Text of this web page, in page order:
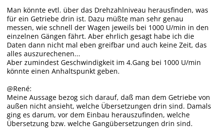
Man könnte evtl. über das Drehzahlniveau herausfinden, was
für ein Getriebe drin ist. Dazu müßte man sehr genau
messen, wie schnell der Wagen jeweils bei 1000 U/min in den
einzelnen Gängen fährt. Aber ehrlich gesagt habe ich die
Daten dann nicht mal eben greifbar und auch keine Zeit, das
alles auszurechenen...
Aber zumindest Geschwindigkeit im 4.Gang bei 1000 U/min
könnte einen Anhaltspunkt geben.
@René:
Meine Aussage bezog sich darauf, daß man dem Getriebe von
außen nicht ansieht, welche Übersetzungen drin sind. Damals
ging es darum, vor dem Einbau herauszufinden, welche
Übersetzung bzw. welche Gangübersetzungen drin sind.